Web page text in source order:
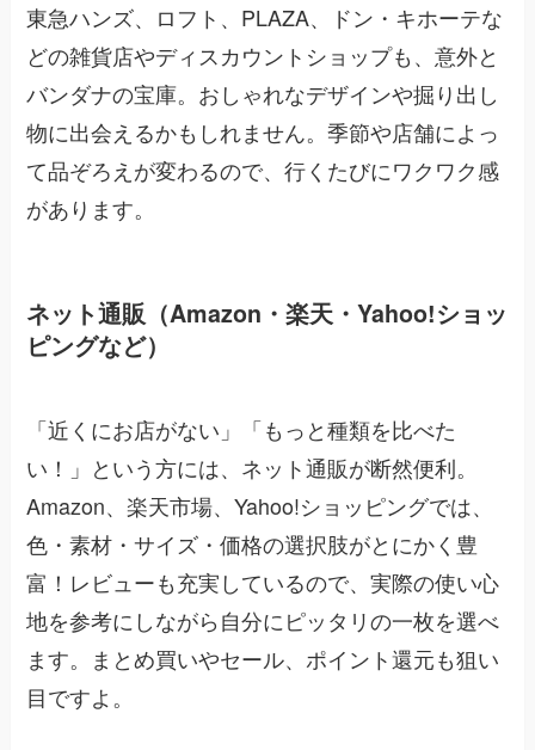
東急ハンズ、ロフト、PLAZA、ドン・キホーテな
どの雑貨店やディスカウントショップも、意外と
バンダナの宝庫。おしゃれなデザインや掘り出し
物に出会えるかもしれません。季節や店舗によっ
て品ぞろえが変わるので、行くたびにワクワク感
があります。
ネット通販（Amazon・楽天・Yahoo!ショッ
ピングなど）
「近くにお店がない」「もっと種類を比べた
い！」という方には、ネット通販が断然便利。
Amazon、楽天市場、Yahoo!ショッピングでは、
色・素材・サイズ・価格の選択肢がとにかく豊
富！レビューも充実しているので、実際の使い心
地を参考にしながら自分にピッタリの一枚を選べ
ます。まとめ買いやセール、ポイント還元も狙い
目ですよ。